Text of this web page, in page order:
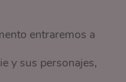
entraremos a
y sus personajes,